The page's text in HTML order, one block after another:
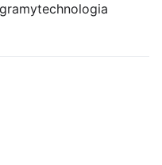
technologia